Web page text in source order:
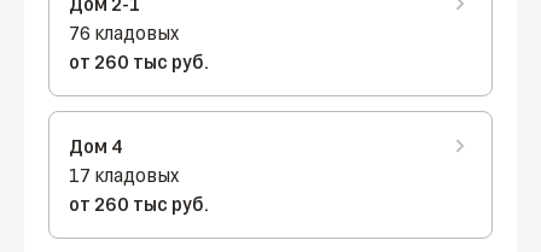
76 кладовых
от 260 тыс руб.
Дом 4
17 кладовых
от 260 тыс руб.